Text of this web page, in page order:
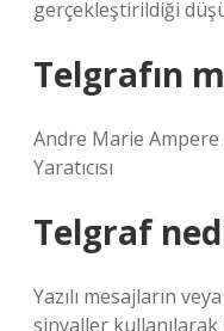
gerçekleştirildiği
Telgrafın
Andre Marie Ampere
Yaratıcısı
Telgraf
Yazılı mesajların
sinyaller